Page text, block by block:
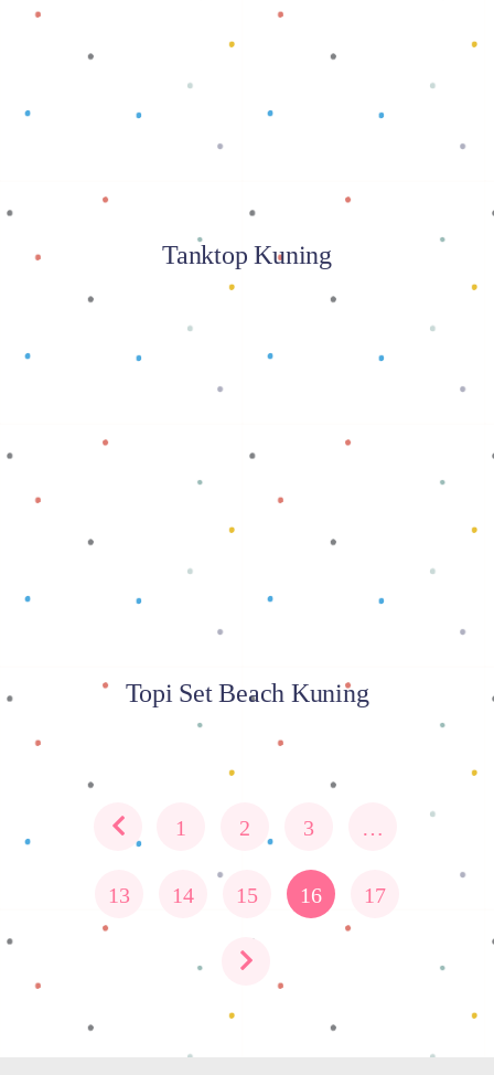
Baca selengkapnya
Tanktop Kuning
Baca selengkapnya
Topi Set Beach Kuning
1 2 3 …
13 14 15 16 17